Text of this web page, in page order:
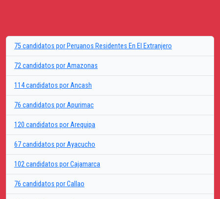
75 candidatos por Peruanos Residentes En El Extranjero
72 candidatos por Amazonas
114 candidatos por Ancash
76 candidatos por Apurimac
120 candidatos por Arequipa
67 candidatos por Ayacucho
102 candidatos por Cajamarca
76 candidatos por Callao